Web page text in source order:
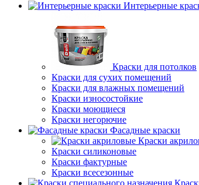
Интерьерные
Краски для потолков
Краски для сухих помещений
Краски для влажных помещений
Краски износостойкие
Краски моющиеся
Краски негорючие
Фасадные краски
Краски
Краски силиконовые
Краски фактурные
Краски всесезонные